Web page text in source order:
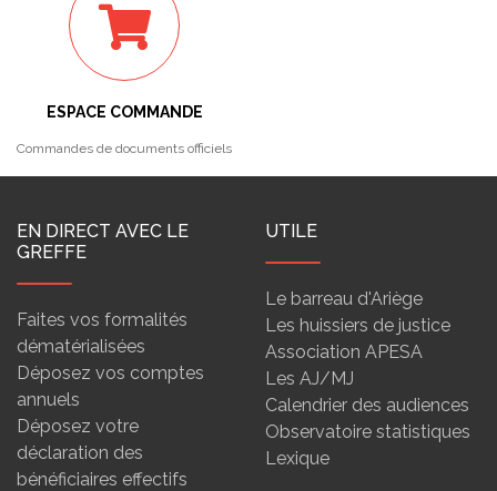
ESPACE COMMANDE
Commandes de documents officiels
EN DIRECT AVEC LE
GREFFE
Faites vos formalités
dématérialisées
Déposez vos comptes
annuels
Déposez votre
déclaration des
bénéficiaires effectifs
UTILE
Le barreau d'Ariège
Les huissiers de justice
Association APESA
Les AJ/MJ
Calendrier des audiences
Observatoire statistiques
Lexique